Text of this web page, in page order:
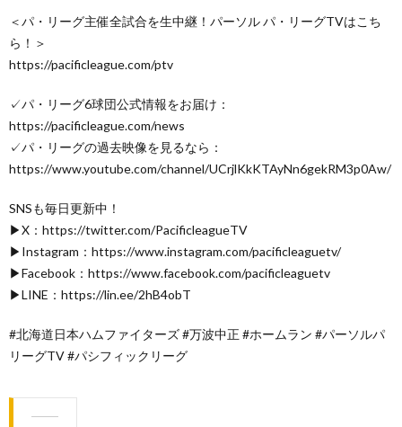
＜パ・リーグ主催全試合を生中継！パーソル パ・リーグTVはこち
ら！＞
https://pacificleague.com/ptv
✓パ・リーグ6球団公式情報をお届け：
https://pacificleague.com/news
✓パ・リーグの過去映像を見るなら：
https://www.youtube.com/channel/UCrjlKkKTAyNn6gekRM3p0Aw/
SNSも毎日更新中！
▶X：https://twitter.com/PacificleagueTV
▶Instagram：https://www.instagram.com/pacificleaguetv/
▶Facebook：https://www.facebook.com/pacificleaguetv
▶LINE：https://lin.ee/2hB4obT
#北海道日本ハムファイターズ #万波中正 #ホームラン #パーソルパ
リーグTV #パシフィックリーグ